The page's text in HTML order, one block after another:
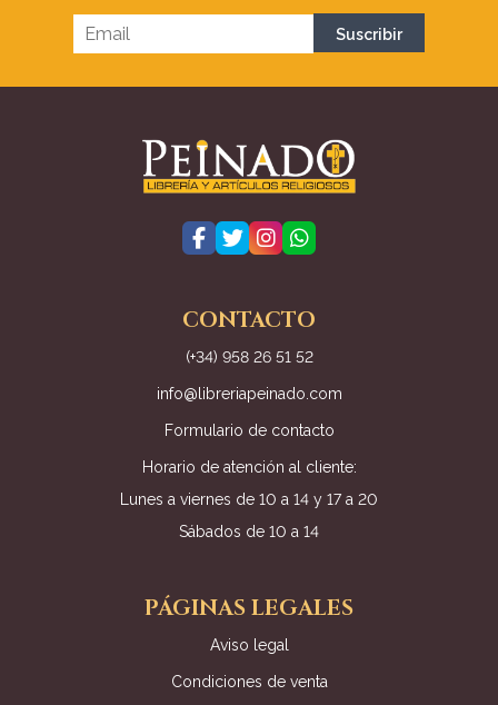
CONTACTO
(+34) 958 26 51 52
info@libreriapeinado.com
Formulario de contacto
Horario de atención al cliente:
Lunes a viernes de 10 a 14 y 17 a 20
Sábados de 10 a 14
PÁGINAS LEGALES
Aviso legal
Condiciones de venta